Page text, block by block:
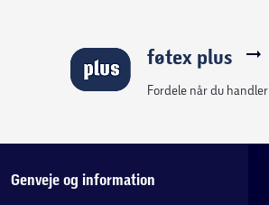
føtex plus
Fordele når du handler
Genveje og information